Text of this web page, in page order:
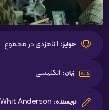
جوایز: 1 نامزدی در مجموع
زبان: انگلیسی
نویسنده: Whit Anderson